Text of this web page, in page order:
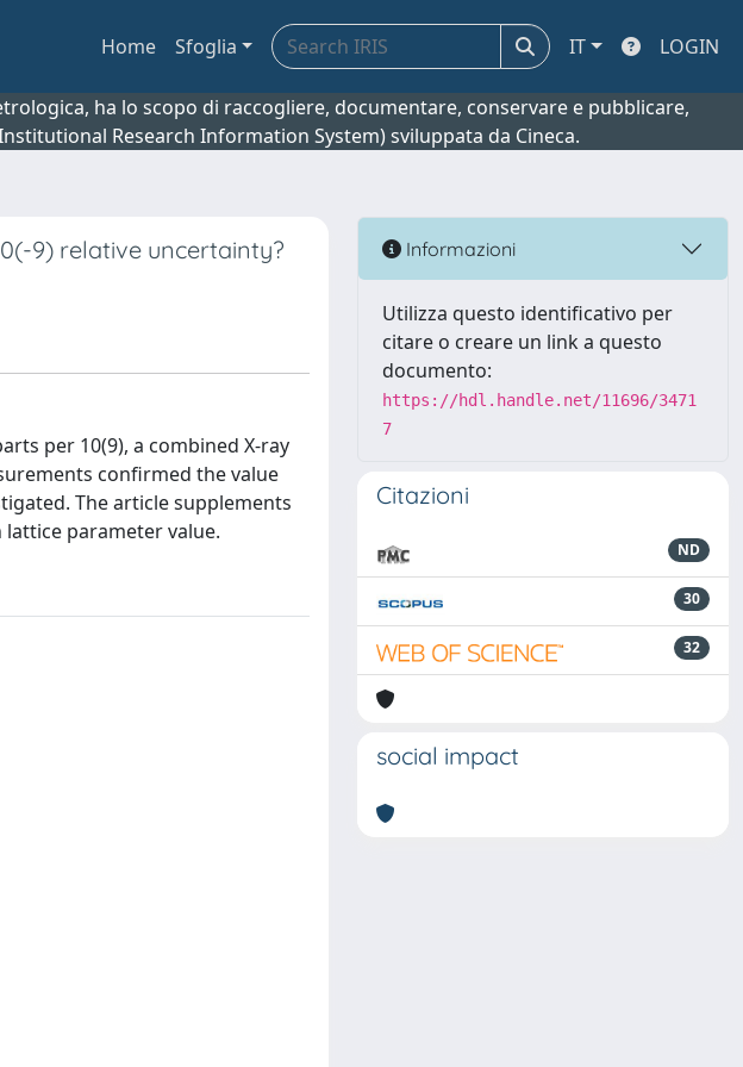
Home Sfoglia IT LOGIN
ha lo scopo di raccogliere, documentare, conservare e pubblicare,
Research Information System) sviluppata da Cineca.
9) relative uncertainty?
per 10(9), a combined X-ray
confirmed the value
The article supplements
parameter value.
Informazioni
Utilizza questo identificativo per
citare o creare un link a questo
documento:
https://hdl.handle.net/11696/3471
7
Citazioni
ND
30
32
social impact